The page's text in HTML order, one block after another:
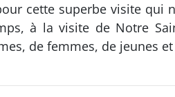
cette superbe visite qui
à la visite de Notre
de femmes, de jeunes